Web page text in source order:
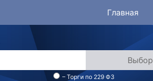
Главная
– Торги по 229 ФЗ